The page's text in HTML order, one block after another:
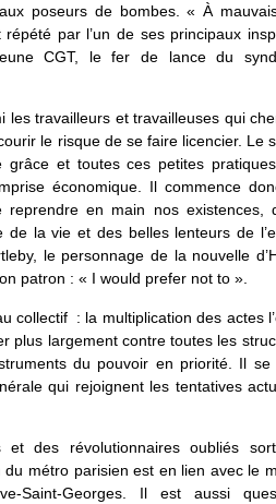
poseurs de bombes. « À
par l’un de ses principaux
CGT, le fer de lance du
travailleurs et travailleuses qui
le risque de se faire licencier. Le
et toutes ces petites
économique. Il commence
en main nos existences,
la vie et des belles lenteurs de
le personnage de la nouvelle
patron : « I would prefer not to ».
collectif : la multiplication des actes
plus largement contre toutes les
du pouvoir en priorité. Il se
qui rejoignent les tentatives
et des révolutionnaires oubliés
métro parisien est en lien avec le
Saint-Georges. Il est aussi